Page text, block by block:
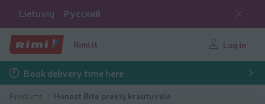
Lietuvių Русский
Rimi.lt Log in
Book delivery time here
Products Honest Bite prekių krautuvėlė